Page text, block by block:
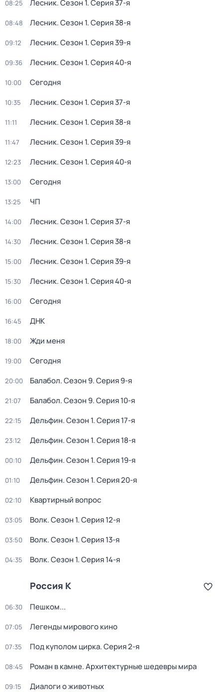
08:25 Лесник. Сезон 1. Серия 37-я
08:48 Лесник. Сезон 1. Серия 38-я
09:12 Лесник. Сезон 1. Серия 39-я
09:36 Лесник. Сезон 1. Серия 40-я
10:00 Сегодня
10:35 Лесник. Сезон 1. Серия 37-я
11:11 Лесник. Сезон 1. Серия 38-я
11:47 Лесник. Сезон 1. Серия 39-я
12:23 Лесник. Сезон 1. Серия 40-я
13:00 Сегодня
13:25 ЧП
14:00 Лесник. Сезон 1. Серия 37-я
14:30 Лесник. Сезон 1. Серия 38-я
15:00 Лесник. Сезон 1. Серия 39-я
15:30 Лесник. Сезон 1. Серия 40-я
16:00 Сегодня
16:45 ДНК
18:00 Жди меня
19:00 Сегодня
20:00 Балабол. Сезон 9. Серия 9-я
21:07 Балабол. Сезон 9. Серия 10-я
22:15 Дельфин. Сезон 1. Серия 17-я
23:12 Дельфин. Сезон 1. Серия 18-я
00:10 Дельфин. Сезон 1. Серия 19-я
01:10 Дельфин. Сезон 1. Серия 20-я
02:10 Квартирный вопрос
03:05 Волк. Сезон 1. Серия 12-я
03:50 Волк. Сезон 1. Серия 13-я
04:35 Волк. Сезон 1. Серия 14-я
Россия К
06:30 Пешком...
07:05 Легенды мирового кино
07:35 Под куполом цирка. Серия 2-я
08:45 Роман в камне. Архитектурные шедевры мира
09:15 Диалоги о животных